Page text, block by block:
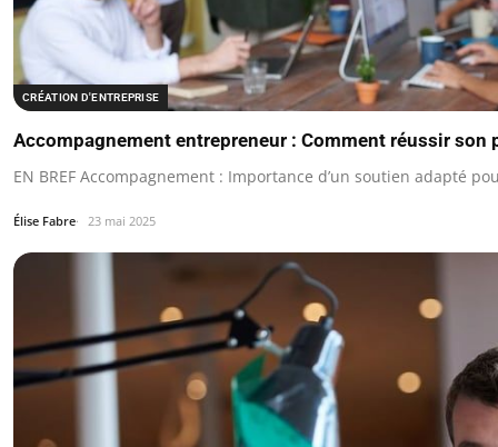
CRÉATION D'ENTREPRISE
Accompagnement entrepreneur : Comment réussir son
EN BREF Accompagnement : Importance d’un soutien adapté
Élise Fabre 23 mai 2025